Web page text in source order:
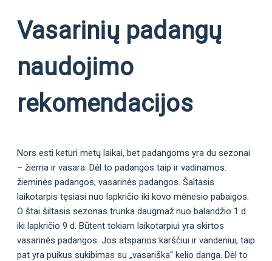
Vasarinių padangų
naudojimo
rekomendacijos
Nors esti keturi metų laikai, bet padangoms yra du sezonai
– žiema ir vasara. Dėl to padangos taip ir vadinamos:
žieminės padangos, vasarinės padangos. Šaltasis
laikotarpis tęsiasi nuo lapkričio iki kovo mėnesio pabaigos.
O štai šiltasis sezonas trunka daugmaž nuo balandžio 1 d.
iki lapkričio 9 d. Būtent tokiam laikotarpiui yra skirtos
vasarinės padangos. Jos atsparios karščiui ir vandeniui, taip
pat yra puikus sukibimas su „vasariška“ kelio danga. Dėl to